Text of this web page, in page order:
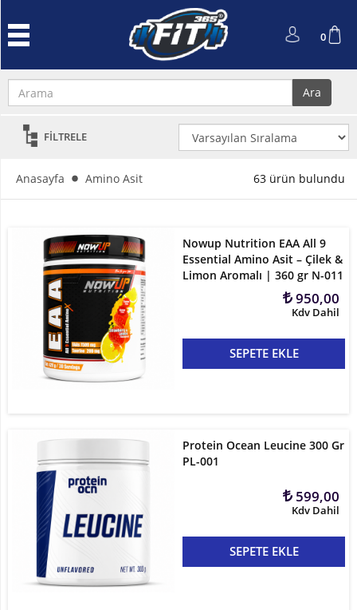
Tozu
Performans
Güç
L-
Kreatin
Aksesuarlar
Vitaminler
Atıştırmalıklar
Sipariş
Kombinasyonlar
0
Ara
FİLTRELE
Anasayfa Amino Asit 63 ürün bulundu
Nowup Nutrition EAA All 9
Essential Amino Asit – Çilek &
Limon Aromalı | 360 gr N-011
950,00
Kdv Dahil
SEPETE EKLE
Protein Ocean Leucine 300 Gr
PL-001
599,00
Kdv Dahil
SEPETE EKLE